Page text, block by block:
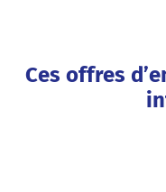
Ces offres